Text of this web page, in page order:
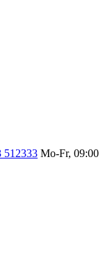
512333 Mo-Fr, 09:00